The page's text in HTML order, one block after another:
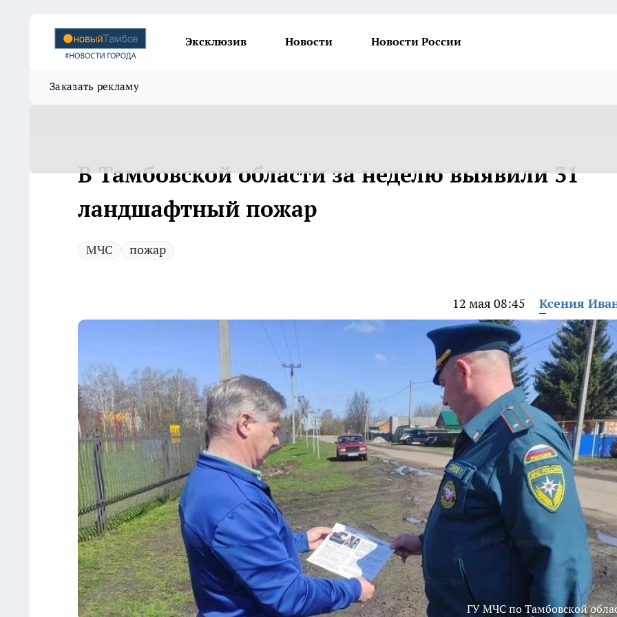
Эксклюзив Новости Новости России
Заказать рекламу
В Тамбовской области за неделю выявили 31
ландшафтный пожар
МЧС пожар
12 мая 08:45 Ксения
ГУ МЧС по Тамбовской